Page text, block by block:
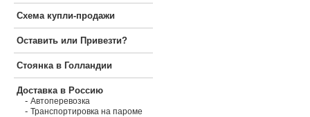
Схема купли-продажи
Оставить или Привезти?
Стоянка в Голландии
Доставка в Россию
- Автоперевозка
- Транспортировка на пароме